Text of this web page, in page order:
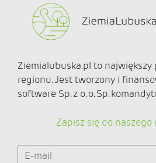
Ziemialubuska.pl to
regionu. Jest tworzony i
software Sp. z o. o. Sp.
Zapisz się do
E-mail